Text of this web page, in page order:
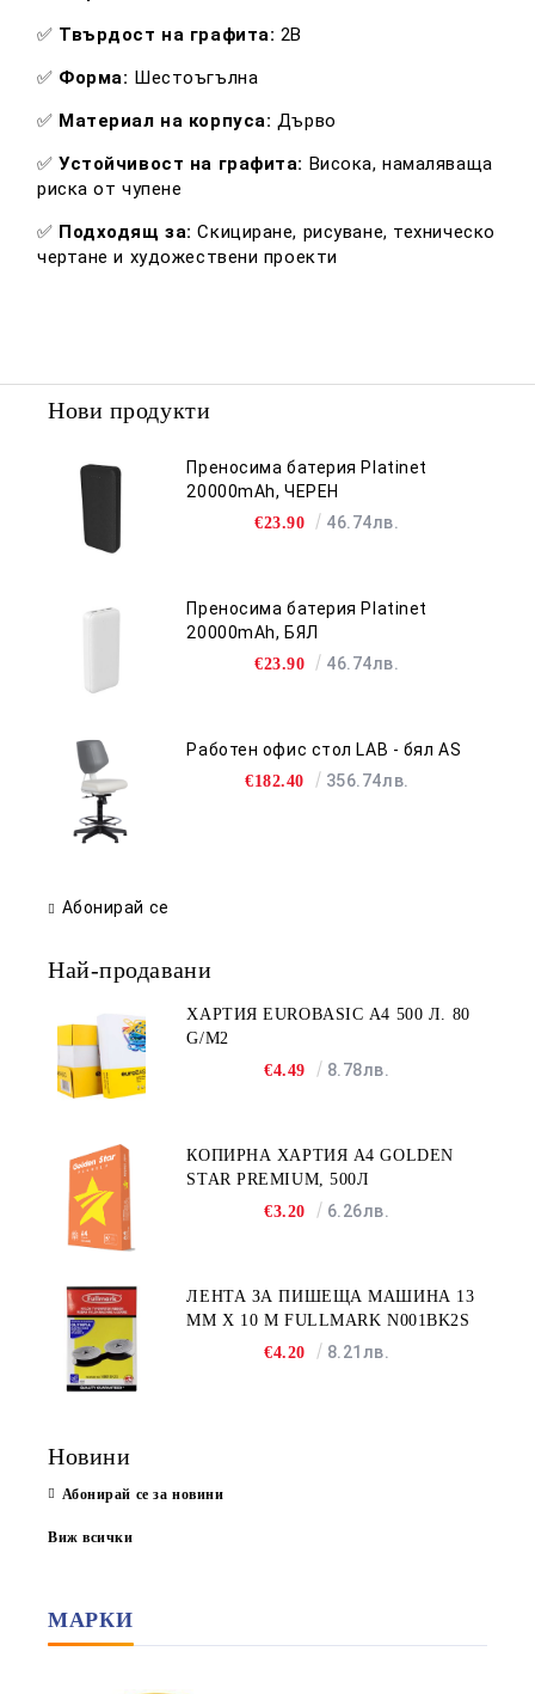
✅ Твърдост на графита: 2B
✅ Форма: Шестоъгълна
✅ Материал на корпуса: Дърво
✅Устойчивост на графита: Висока, намаляваща
риска от чупене
✅ Подходящ за: Скициране, рисуване, техническо
чертане и художествени проекти
Нови продукти
Преносима батерия Platinet
20000mAh, ЧЕРЕН
€23.90 46.74лв.
Преносима батерия Platinet
20000mAh, БЯЛ
€23.90 46.74лв.
Работен офис стол LAB - бял AS
€182.40 356.74лв.
Абонирай се
Най-продавани
ХАРТИЯ EUROBASIC А4 500 Л. 80
G/M2
€4.49
8.78лв.
КОПИРНА ХАРТИЯ A4 GOLDEN
STAR PREMIUM, 500Л
€3.20
6.26лв.
ЛЕНТА ЗА ПИШЕЩА МАШИНА 13
MM X 10 M FULLMARK N001BK2S
€4.20
8.21лв.
Новини
Абонирай се за новини
Виж всички
МАРКИ